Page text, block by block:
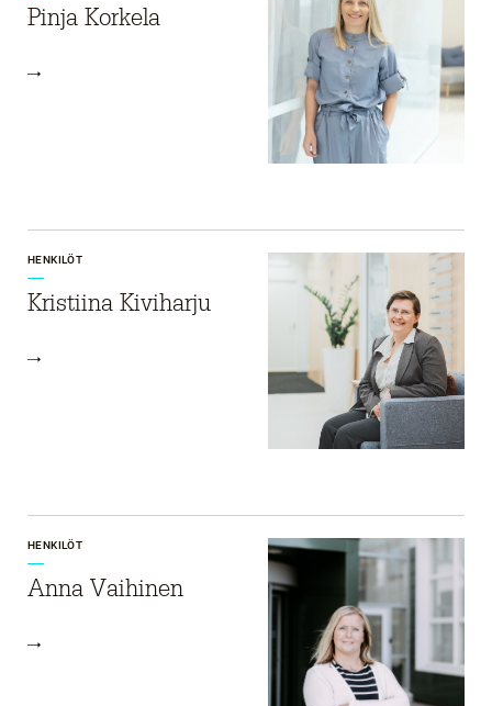
Pinja Korkela
HENKILÖT
Kristiina Kiviharju
HENKILÖT
Anna Vaihinen